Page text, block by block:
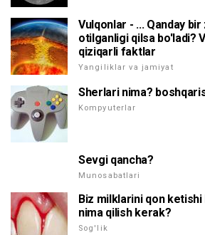
Vulqonlar - ... Qanday
otilganligi qilsa bo'ladi?
qiziqarli faktlar
Yangiliklar va jamiyat
Sherlari nima?
Kompyuterlar
Sevgi qancha?
Munosabatlari
Biz milklarini qon ketishi
nima qilish kerak?
Sog'lik